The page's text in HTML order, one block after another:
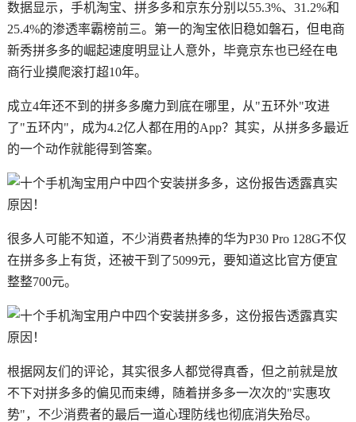
数据显示，手机淘宝、拼多多和京东分别以55.3%、31.2%和
25.4%的渗透率霸榜前三。第一的淘宝依旧稳如磐石，但电商
新秀拼多多的崛起速度明显让人意外，毕竟京东也已经在电
商行业摸爬滚打超10年。
成立4年还不到的拼多多魔力到底在哪里，从"五环外"攻进
了"五环内"，成为4.2亿人都在用的App？其实，从拼多多最近
的一个动作就能得到答案。
很多人可能不知道，不少消费者热捧的华为P30 Pro 128G不仅
在拼多多上有货，还被干到了5099元，要知道这比官方便宜
整整700元。
根据网友们的评论，其实很多人都觉得真香，但之前就是放
不下对拼多多的偏见而束缚，随着拼多多一次次的"实惠攻
势"，不少消费者的最后一道心理防线也彻底消失殆尽。